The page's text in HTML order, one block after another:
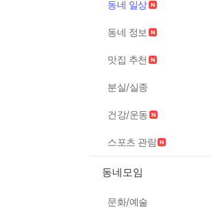
동네 일상
동네 정보
맛집 추천
분실/실종
건강/운동
스포츠 관람
동네모임
문화/예술